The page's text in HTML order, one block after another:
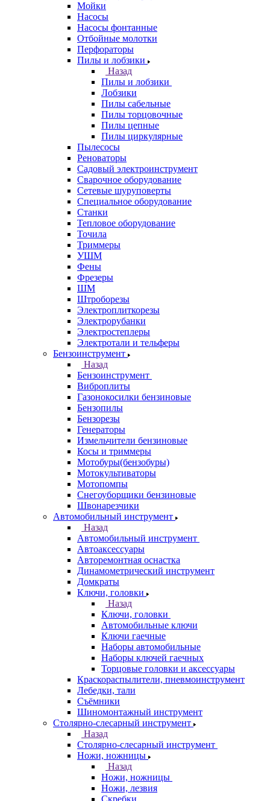
Мойки
Насосы
Насосы фонтанные
Отбойные молотки
Перфораторы
Пилы и лобзики
Назад
Пилы и лобзики
Лобзики
Пилы сабельные
Пилы торцовочные
Пилы цепные
Пилы циркулярные
Пылесосы
Реноваторы
Садовый электроинструмент
Сварочное оборудование
Сетевые шуруповерты
Специальное оборудование
Станки
Тепловое оборудование
Точила
Триммеры
УШМ
Фены
Фрезеры
ШМ
Штроборезы
Электроплиткорезы
Электрорубанки
Электростеплеры
Электротали и тельферы
Бензоинструмент
Назад
Бензоинструмент
Виброплиты
Газонокосилки бензиновые
Бензопилы
Бензорезы
Генераторы
Измельчители бензиновые
Косы и триммеры
Мотобуры(бензобуры)
Мотокультиваторы
Мотопомпы
Снегоуборщики бензиновые
Швонарезчики
Автомобильный инструмент
Назад
Автомобильный инструмент
Автоаксессуары
Авторемонтная оснастка
Динамометрический инструмент
Домкраты
Ключи, головки
Назад
Ключи, головки
Автомобильные ключи
Ключи гаечные
Наборы автомобильные
Наборы ключей гаечных
Торцовые головки и аксессуары
Краскораспылители, пневмоинструмент
Лебедки, тали
Съёмники
Шиномонтажный инструмент
Столярно-слесарный инструмент
Назад
Столярно-слесарный инструмент
Ножи, ножницы
Назад
Ножи, ножницы
Ножи, лезвия
Скребки